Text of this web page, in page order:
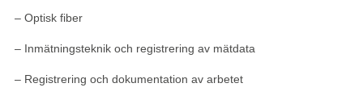
– Optisk fiber
– Inmätningsteknik och registrering av mätdata
– Registrering och dokumentation av arbetet